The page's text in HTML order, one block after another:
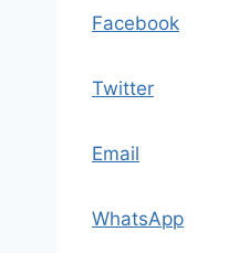
Facebook
Twitter
Email
WhatsApp